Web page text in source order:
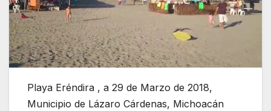
Playa Eréndira , a 29 de Marzo de 2018,
Municipio de Lázaro Cárdenas, Michoacán